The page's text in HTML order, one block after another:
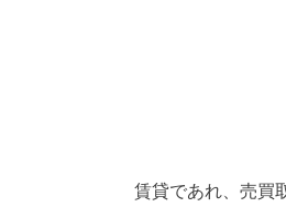
賃貸であれ、売買